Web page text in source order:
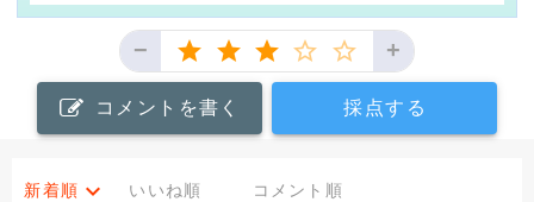
− +
コメントを書く 採点する
新着順 いいね順 コメント順